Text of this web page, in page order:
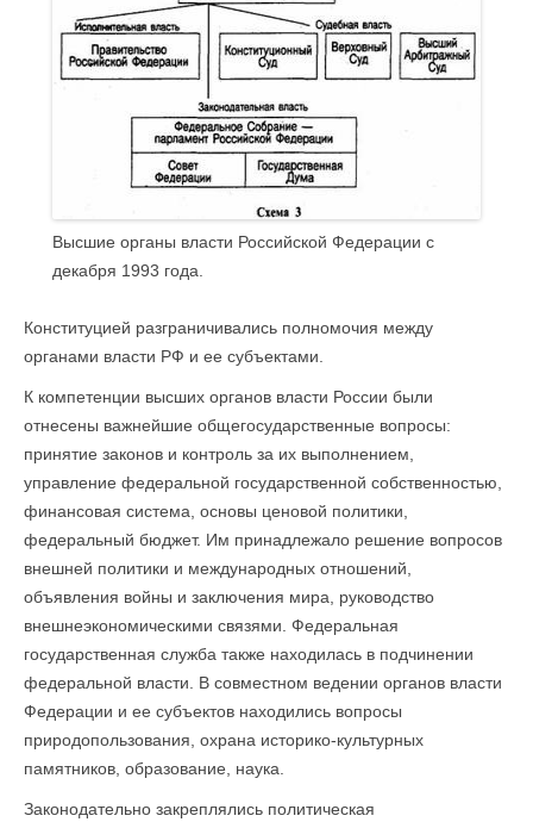
Высшие органы власти Российской Федерации с
декабря 1993 года.
Конституцией разграничивались полномочия между
органами власти РФ и ее субъектами.
К компетенции высших органов власти России были
отнесены важнейшие общегосударственные вопросы:
принятие законов и контроль за их выполнением,
управление федеральной государственной собственностью,
финансовая система, основы ценовой политики,
федеральный бюджет. Им принадлежало решение вопросов
внешней политики и международных отношений,
объявления войны и заключения мира, руководство
внешнеэкономическими связями. Федеральная
государственная служба также находилась в подчинении
федеральной власти. В совместном ведении органов власти
Федерации и ее субъектов находились вопросы
природопользования, охрана историко-культурных
памятников, образование, наука.
Законодательно закреплялись политическая